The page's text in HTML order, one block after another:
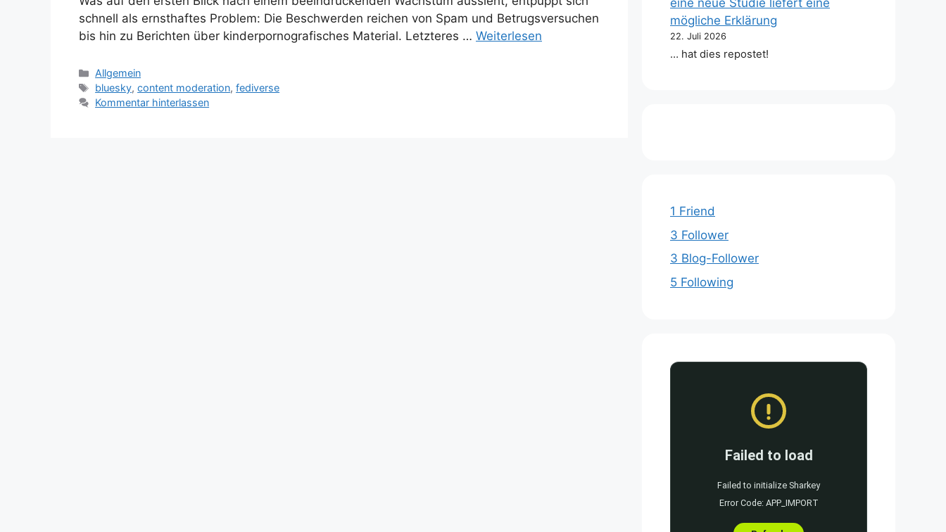
schnell als ernsthaftes Problem: Die Beschwerden reichen von Spam und Betrugsversuchen
bis hin zu Berichten über kinderpornografisches Material. Letzteres … Weiterlesen
Kategorien
Allgemein
Schlagwörter
bluesky,content moderation,fediverse
Kommentar hinterlassen
mögliche Erklärung
22. Juli 2026
… hat dies repostet!
1 Friend
3 Follower
3 Blog-Follower
5 Following